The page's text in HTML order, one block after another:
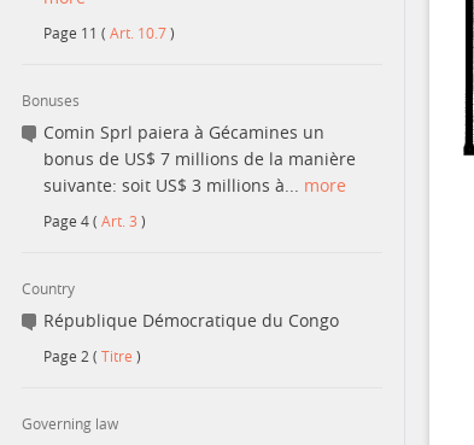
Page 11 ( Art. 10.7)
Bonuses
Comin Sprl paiera à Gécamines un
bonus de US$ 7 millions de la manière
suivante: soit US$ 3 millions à... more
Page 4( Art. 3 )
Country
République Démocratique du Congo
Page 2 ( Titre )
Governing law